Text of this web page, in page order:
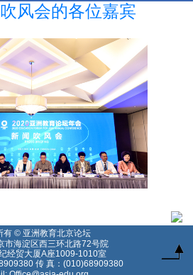
风会的各位嘉宾
有 © 亚洲教育北京论坛
市海淀区西三环北路72号院
大厦A座1009-1010室
传 真：(010)68909380